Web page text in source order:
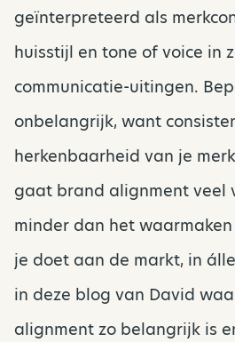
geïnterpreteerd als
huisstijl en tone of voice in
communicatie-uitingen.
onbelangrijk, want
herkenbaarheid van je
gaat brand alignment veel
minder dan het
je doet aan de markt, in
in deze blog van David
alignment zo belangrijk is